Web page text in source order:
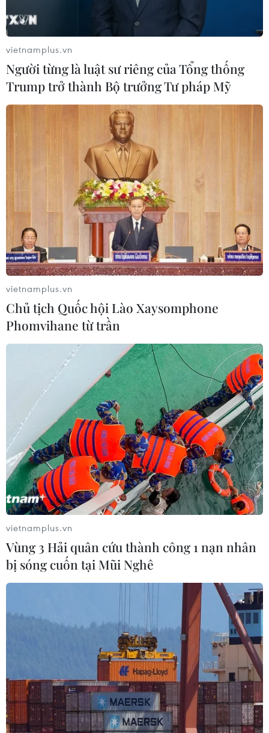
TIN CÙNG CHUYÊN MỤC
Người từng là luật sư riêng của Tổng
thống Trump trở thành Bộ trưởng Tư
pháp Mỹ
08/08/2026 23:28
Thượng viện Mỹ thông qua luật ngân
sách tránh nguy cơ chính phủ đóng
cửa
08/08/2026 13:31
vietnamplus.vn
Người từng là luật sư riêng của Tổng thống
Trump trở thành Bộ trưởng Tư pháp Mỹ
vietnamplus.vn
Chủ tịch Quốc hội Lào Xaysomphone
Phomvihane từ trần
vietnamplus.vn
Vùng 3 Hải quân cứu thành công 1 nạn nhân
bị sóng cuốn tại Mũi Nghê